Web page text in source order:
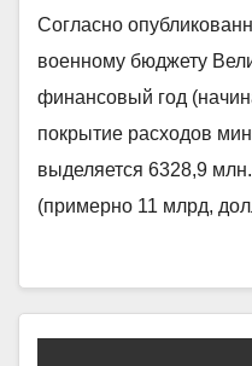
Согласно
военному бюджету
финансовый год
покрытие расходов
выделяется 6328,9
(примерно 11 млрд,